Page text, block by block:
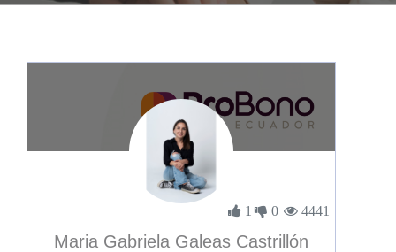
1 0 4441
Maria Gabriela Galeas Castrillón